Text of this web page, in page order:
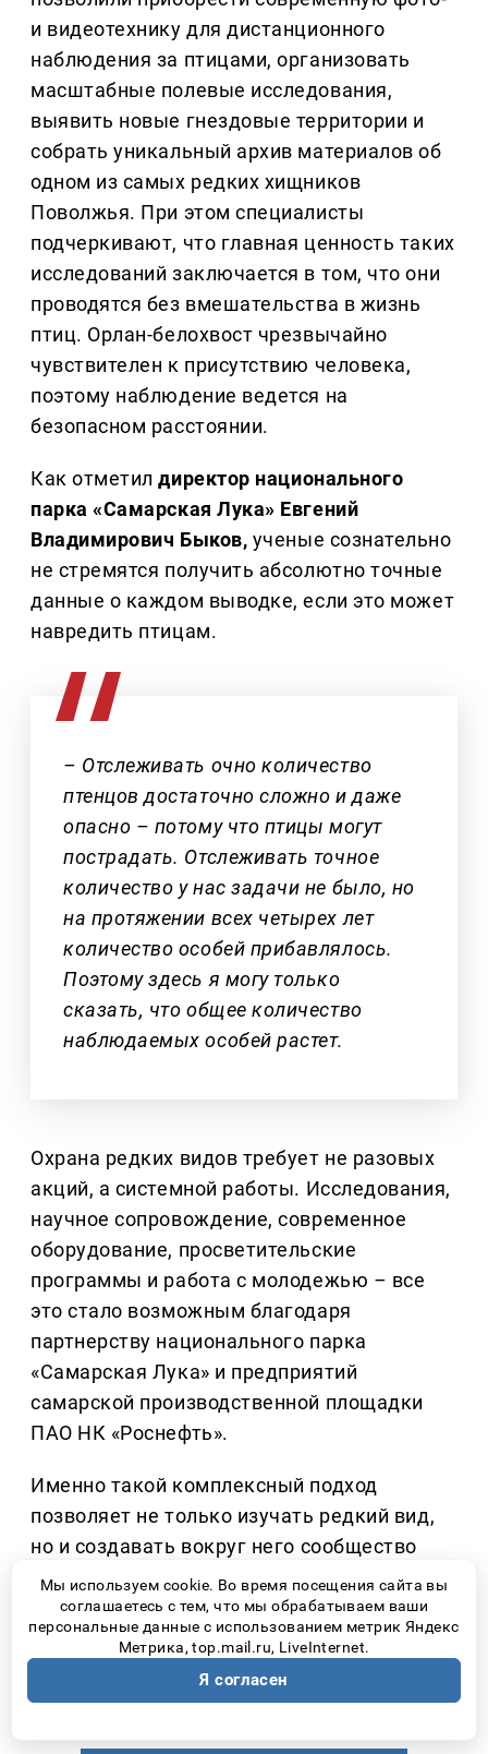
и видеотехнику для дистанционного
наблюдения за птицами, организовать
масштабные полевые исследования,
выявить новые гнездовые территории и
собрать уникальный архив материалов об
одном из самых редких хищников
Поволжья. При этом специалисты
подчеркивают, что главная ценность таких
исследований заключается в том, что они
проводятся без вмешательства в жизнь
птиц. Орлан-белохвост чрезвычайно
чувствителен к присутствию человека,
поэтому наблюдение ведется на
безопасном расстоянии.
Как отметилдиректор национального
парка «Самарская Лука» Евгений
Владимирович Быков, ученые сознательно
не стремятся получить абсолютно точные
данные о каждом выводке, если это может
навредить птицам.
– Отслеживать очно количество
птенцов достаточно сложно и даже
опасно – потому что птицы могут
пострадать. Отслеживать точное
количество у нас задачи не было, но
на протяжении всех четырех лет
количество особей прибавлялось.
Поэтому здесь я могу только
сказать, что общее количество
наблюдаемых особей растет.
Охрана редких видов требует не разовых
акций, а системной работы. Исследования,
научное сопровождение, современное
оборудование, просветительские
программы и работа с молодежью – все
это стало возможным благодаря
партнерству национального парка
«Самарская Лука» и предприятий
самарской производственной площадки
ПАО НК «Роснефть».
Именно такой комплексный подход
позволяет не только изучать редкий вид,
но и создавать вокруг него сообщество
людей, понимающих, что природа
нуждается не столько в громких словах,
сколько в ответственном отношении
каждого человека.
Мы используем cookie. Во время посещения сайта вы
соглашаетесь с тем, что мы обрабатываем ваши
персональные данные с использованием метрик Яндекс
Метрика, top.mail.ru, LiveInternet.
Я согласен